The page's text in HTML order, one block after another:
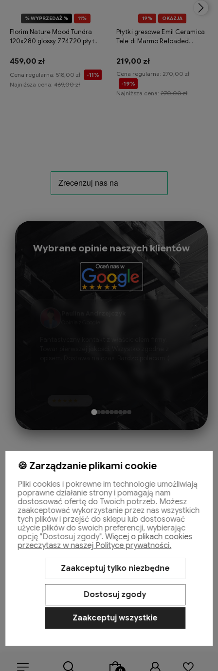
11%
OKAZJA
% WYPRZEDAŻ %
Florim Nature Mood Tundra
120x280 glossy 774720 płytka
459,00 zł
Cena regularna: 518,00 zł -11%
Najniższa cena: 469,00 zł
19% OKAZJA
Płytki gresowe Emil Ceramica
Tele di Marmo Reloaded
219,00 zł
Cena regularna: 270,00 zł
-19%
Najniższa cena: 270,00 zł
Wybrane opinie naszych klientów
Pomoc
Moje konto
Płatności i dostawa
Informacje
🍪 Zarządzanie plikami cookie
Pliki cookies i pokrewne im technologie umożliwiają
poprawne działanie strony i pomagają nam
dostosować ofertę do Twoich potrzeb. Możesz
zaakceptować wykorzystanie przez nas wszystkich
tych plików i przejść do sklepu lub dostosować
użycie plików do swoich preferencji, wybierając
opcję "Dostosuj zgody". Więcej o plikach cookies
przeczytasz w naszej Polityce prywatności.
Zaakceptuj tylko niezbędne
Dostosuj zgody
Zaakceptuj wszystkie